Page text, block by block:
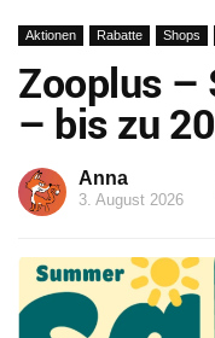
Aktionen Rabatte Shops
Zooplus –
– bis zu
Anna
3. August 2026